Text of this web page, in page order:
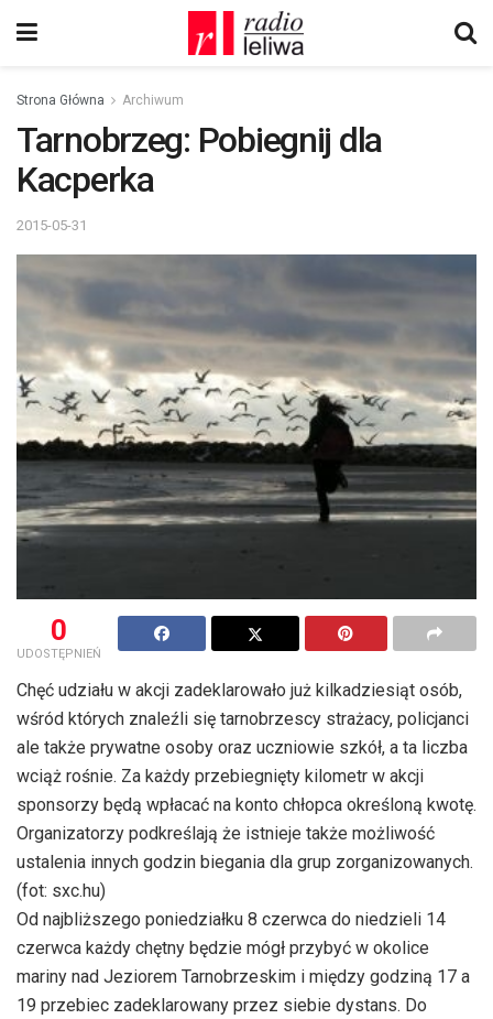
Strona Główna Archiwum
Tarnobrzeg: Pobiegnij dla
Kacperka
2015-05-31
0
UDOSTĘPNIEŃ
Chęć udziału w akcji zadeklarowało już kilkadziesiąt osób,
wśród których znaleźli się tarnobrzescy strażacy, policjanci
ale także prywatne osoby oraz uczniowie szkół, a ta liczba
wciąż rośnie. Za każdy przebiegnięty kilometr w akcji
sponsorzy będą wpłacać na konto chłopca określoną kwotę.
Organizatorzy podkreślają że istnieje także możliwość
ustalenia innych godzin biegania dla grup zorganizowanych.
(fot: sxc.hu)
Od najbliższego poniedziałku 8 czerwca do niedzieli 14
czerwca każdy chętny będzie mógł przybyć w okolice
mariny nad Jeziorem Tarnobrzeskim i między godziną 17 a
19 przebiec zadeklarowany przez siebie dystans. Do